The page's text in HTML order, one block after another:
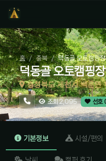
홈 충북 덕동골 오토캠핑장
덕동골 오토캠핑장
충청북도 제천시 백운
조회 2,095 선호
기본정보 시설/편의